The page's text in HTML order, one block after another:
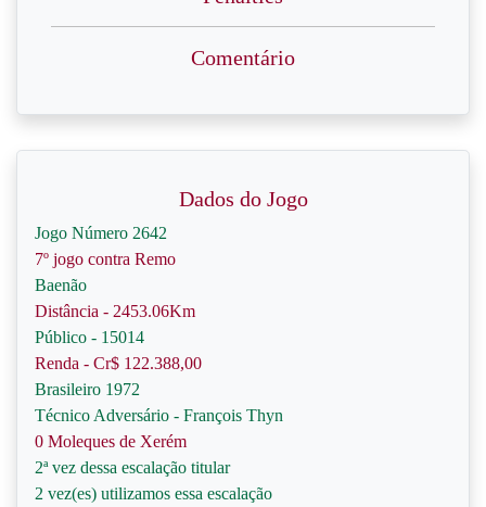
Comentário
Dados do Jogo
Jogo Número 2642
7º jogo contra Remo
Baenão
Distância - 2453.06Km
Público - 15014
Renda - Cr$ 122.388,00
Brasileiro 1972
Técnico Adversário - François Thyn
0 Moleques de Xerém
2ª vez dessa escalação titular
2 vez(es) utilizamos essa escalação